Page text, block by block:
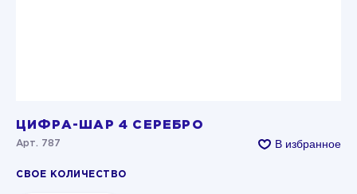
ЦИФРА-ШАР 4 СЕРЕБРО
Арт. 787 В избранное
СВОЕ КОЛИЧЕСТВО